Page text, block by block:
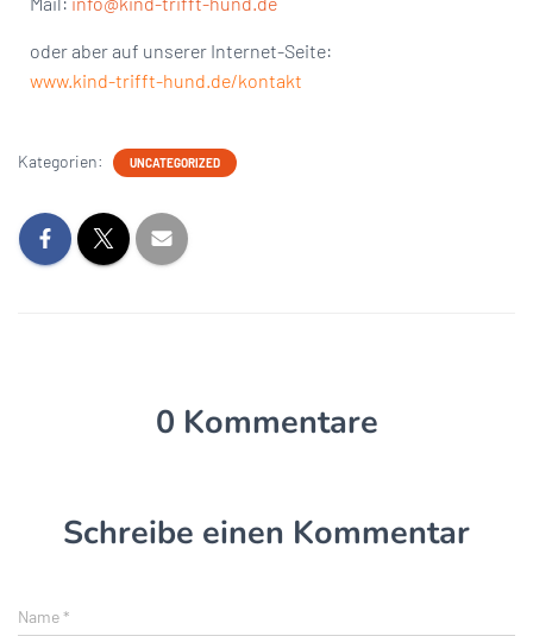
oder aber auf unserer Internet-Seite:
www.kind-trifft-hund.de/kontakt
Kategorien: UNCATEGORIZED
0 Kommentare
Schreibe einen Kommentar
Name*